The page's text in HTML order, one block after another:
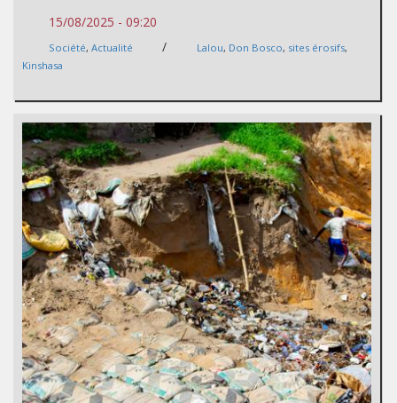
15/08/2025 - 09:20
Société, Actualité / Lalou, Don Bosco, sites érosifs,
Kinshasa